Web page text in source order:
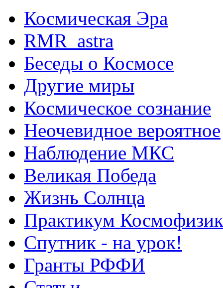
Космическая Эра
RMR_astra
Беседы о Космосе
Другие миры
Космическое сознание
Неочевидное вероятное
Наблюдение МКС
Великая Победа
Жизнь Солнца
Практикум
Спутник - на урок!
Гранты РФФИ